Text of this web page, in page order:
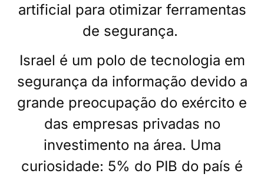
artificial para otimizar ferramentas
de segurança.
Israel é um polo de tecnologia em
segurança da informação devido a
grande preocupação do exército e
das empresas privadas no
investimento na área. Uma
curiosidade: 5% do PIB do país é